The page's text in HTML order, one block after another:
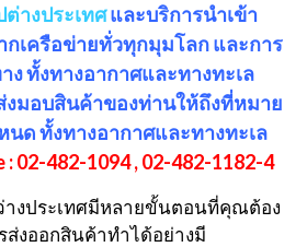
างประเทศและบริการนำเข้า
กเครือข่ายทั่วทุกมุมโลก และการ
ง ทั้งทางอากาศและทางทะเล
งมอบสินค้าของท่านให้ถึงที่หมาย
นด ทั้งทางอากาศและทางทะเล
02-482-1094 , 02-482-1182-4
างประเทศมีหลายขั้นตอนที่คุณต้อง
ส่งออกสินค้าทำได้อย่างมี